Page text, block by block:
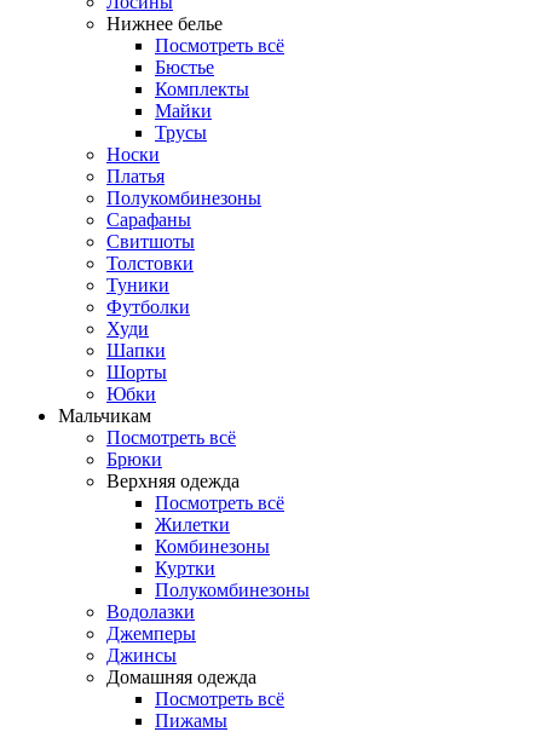
Нижнее белье
Посмотреть всё
Бюстье
Комплекты
Майки
Трусы
Носки
Платья
Полукомбинезоны
Сарафаны
Свитшоты
Толстовки
Туники
Футболки
Худи
Шапки
Шорты
Юбки
Мальчикам
Посмотреть всё
Брюки
Верхняя одежда
Посмотреть всё
Жилетки
Комбинезоны
Куртки
Полукомбинезоны
Водолазки
Джемперы
Джинсы
Домашняя одежда
Посмотреть всё
Пижамы